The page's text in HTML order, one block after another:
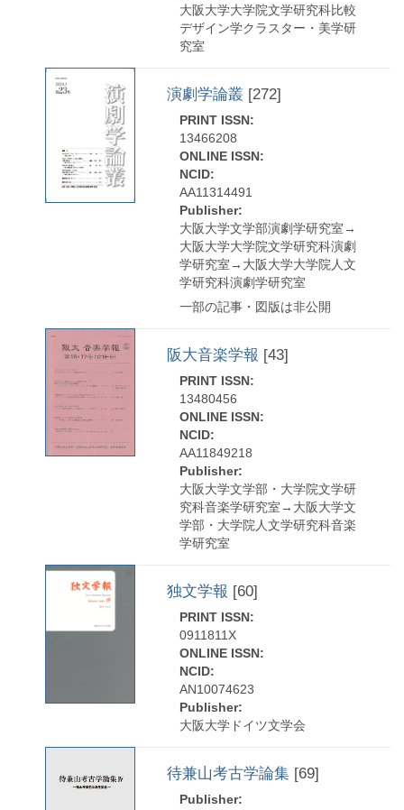
大阪大学大学院文学研究科比較
デザイン学クラスター・美学研
究室
演劇学論叢 [272]
PRINT ISSN:
13466208
ONLINE ISSN:
NCID:
AA11314491
Publisher:
大阪大学文学部演劇学研究室→
大阪大学大学院文学研究科演劇
学研究室→大阪大学大学院人文
学研究科演劇学研究室
一部の記事・図版は非公開
阪大音楽学報 [43]
PRINT ISSN:
13480456
ONLINE ISSN:
NCID:
AA11849218
Publisher:
大阪大学文学部・大学院文学研
究科音楽学研究室→大阪大学文
学部・大学院人文学研究科音楽
学研究室
独文学報 [60]
PRINT ISSN:
0911811X
ONLINE ISSN:
NCID:
AN10074623
Publisher:
大阪大学ドイツ文学会
待兼山考古学論集 [69]
Publisher: